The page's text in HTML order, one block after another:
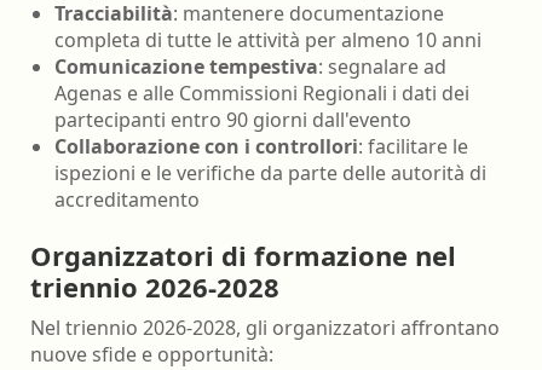
Tracciabilità: mantenere documentazione
completa di tutte le attività per almeno 10 anni
Comunicazione tempestiva: segnalare ad
Agenas e alle Commissioni Regionali i dati dei
partecipanti entro 90 giorni dall'evento
Collaborazione con i controllori: facilitare le
ispezioni e le verifiche da parte delle autorità di
accreditamento
Organizzatori di formazione nel
triennio 2026-2028
Nel triennio 2026-2028, gli organizzatori affrontano
nuove sfide e opportunità: